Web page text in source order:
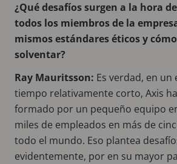
¿Qué desafíos surgen a la hora
todos los miembros de la
mismos estándares éticos y
solventar?
Ray Mauritsson: Es verdad, en un
tiempo relativamente corto, Axis
formado por un pequeño equipo
miles de empleados en más de
todo el mundo. Eso plantea
evidentemente, por en su mayor